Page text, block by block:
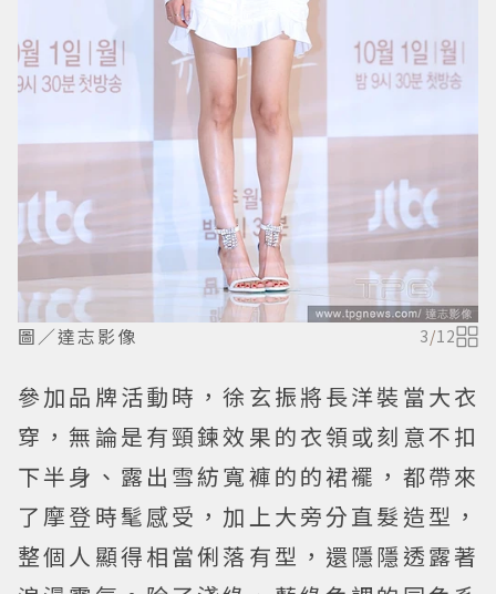
圖／達志影像 3/12
參加品牌活動時，徐玄振將長洋裝當大衣
穿，無論是有頸鍊效果的衣領或刻意不扣
下半身、露出雪紡寬褲的的裙襬，都帶來
了摩登時髦感受，加上大旁分直髮造型，
整個人顯得相當俐落有型，還隱隱透露著